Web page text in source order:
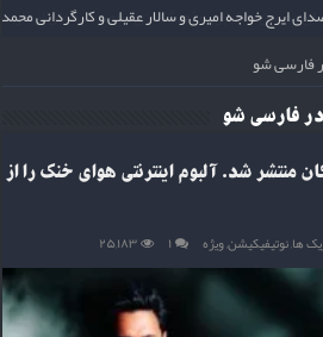
صدای ایرج خواجه امیری و سالار عقیلی و
محسن ملک پور و آهنگسازی محمد سیحونی از
فارسی شو
در فارسی شو
منتشر شد. آلبوم اینترنتی هوای خنک را از
ها,نوتیفیکیشن,ویژه ۱ ۲۵,۱۸۳